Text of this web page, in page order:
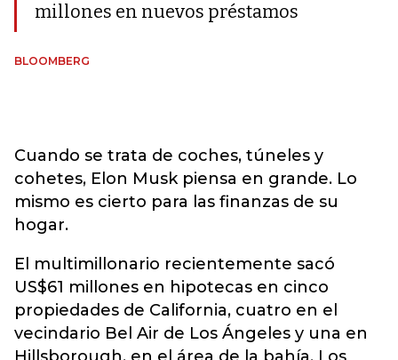
millones en nuevos préstamos
BLOOMBERG
Cuando se trata de coches, túneles y
cohetes, Elon Musk piensa en grande. Lo
mismo es cierto para las finanzas de su
hogar.
El multimillonario recientemente sacó
US$61 millones en hipotecas en cinco
propiedades de California, cuatro en el
vecindario Bel Air de Los Ángeles y una en